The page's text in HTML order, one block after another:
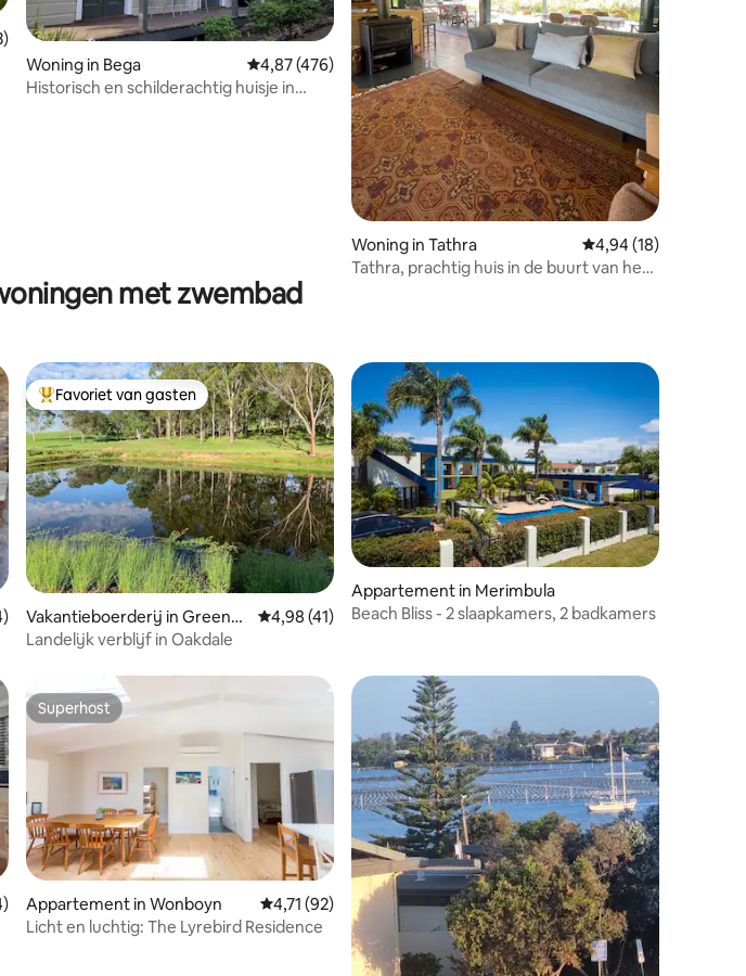
beoordeling van 4,91 op 5, 23 recensies
Woning in Bega Gemiddelde beoordeling van 4,87 op 5, 476 recensies
4,87 (476)
Historisch en schilderachtig huisje in
Woning in Tathra Gemiddelde
4,94 (18)
Tathra, prachtig huis in de buurt van het
met zwembad
beoordeling van 4,79 op 5, 14 recensies
Topfavoriet van gasten
Favoriet van gasten
Vakantieboerderij in Greenda
le
Gemiddelde beoordeling van 4,98 op 5, 41 recensies
4,98 (41)
Landelijk verblijf in Oakdale
Appartement in Merimbula
Beach Bliss - 2 slaapkamers, 2 badkamers
beoordeling van 4,8 op 5, 254 recensies
Superhost
Superhost
Appartement in Wonboyn Gemiddelde beoordeling van 4,71 op 5, 92 recensies
4,71 (92)
Licht en luchtig: The Lyrebird Residence